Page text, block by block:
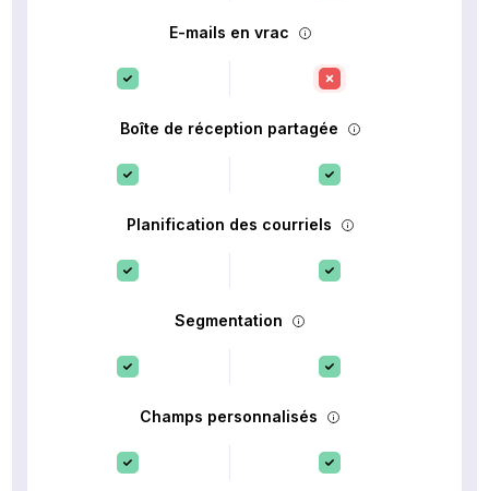
E-mails en vrac
Boîte de réception partagée
Planification des courriels
Segmentation
Champs personnalisés